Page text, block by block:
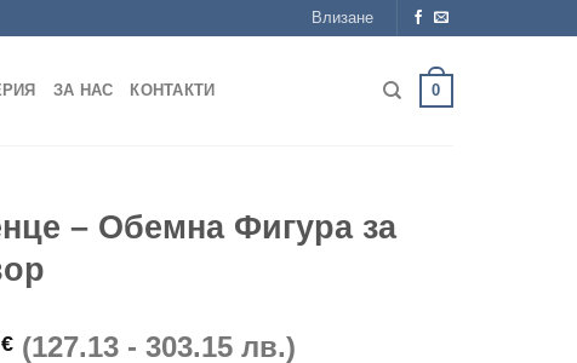
Влизане
ЗА НАС КОНТАКТИ 0
– Обемна Фигура за
€Price
(127.13 - 303.15 лв.)